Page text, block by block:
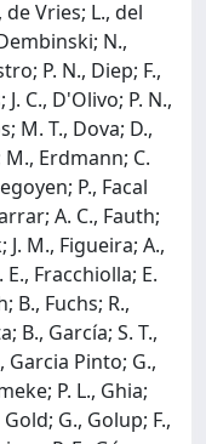
de Vries; L., del
N.,
P. N., Diep; F.,
C., D'Olivo; P. N.,
M. T., Dova; D.,
M., Erdmann; C.
P., Facal
A. C., Fauth;
J. M., Figueira; A.,
E., Fracchiolla; E.
B., Fuchs; R.,
B., García; S. T.,
Garcia Pinto; G.,
P. L., Ghia;
G., Golup; F.,